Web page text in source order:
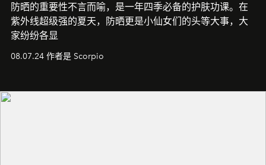
防晒的重要性不言而喻，是一年四季必备的护肤功课。在
紫外线超级强的夏天，防晒更是小仙女们的头等大事，大
家纷纷各显
08.07.24 作者是 Scorpio